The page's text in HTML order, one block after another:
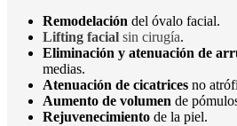
Remodelación del óvalo facial.
Lifting facial sin cirugía.
Eliminación y atenuación de
medias.
Atenuación de cicatrices no
Aumento de volumen de
Rejuvenecimiento de la piel.